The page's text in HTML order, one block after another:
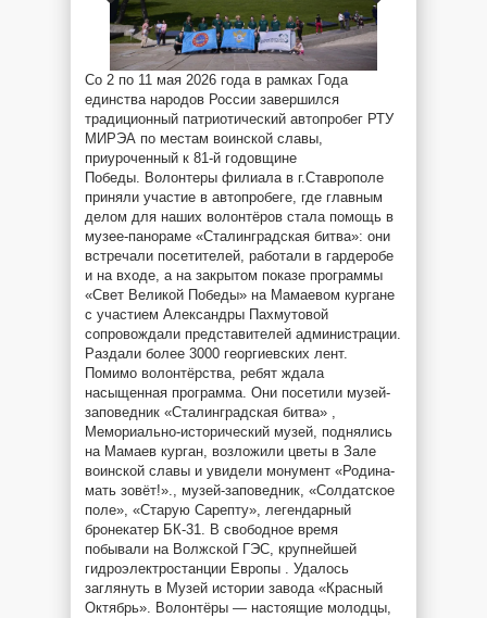
Со 2 по 11 мая 2026 года в рамках Года
единства народов России завершился
традиционный патриотический автопробег РТУ
МИРЭА по местам воинской славы,
приуроченный к 81-й годовщине
Победы. Волонтеры филиала в г.Ставрополе
приняли участие в автопробеге, где главным
делом для наших волонтёров стала помощь в
музее-панораме «Сталинградская битва»: они
встречали посетителей, работали в гардеробе
и на входе, а на закрытом показе программы
«Свет Великой Победы» на Мамаевом кургане
с участием Александры Пахмутовой
сопровождали представителей администрации.
Раздали более 3000 георгиевских лент.
Помимо волонтёрства, ребят ждала
насыщенная программа. Они посетили музей-
заповедник «Сталинградская битва» ,
Мемориально-исторический музей, поднялись
на Мамаев курган, возложили цветы в Зале
воинской славы и увидели монумент «Родина-
мать зовёт!»., музей-заповедник, «Солдатское
поле», «Старую Сарепту», легендарный
бронекатер БК-31. В свободное время
побывали на Волжской ГЭС, крупнейшей
гидроэлектростанции Европы . Удалось
заглянуть в Музей истории завода «Красный
Октябрь». Волонтёры — настоящие молодцы,